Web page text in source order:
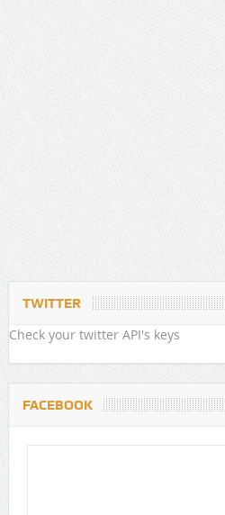
TWITTER
Check your twitter API's keys
FACEBOOK